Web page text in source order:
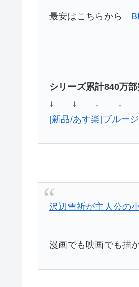
最安はこちらから
シリーズ累計840万
↓ ↓ ↓ ↓
[新品/あす楽]ブルー
沢辺雪祈が主人公の
漫画でも映画でも描